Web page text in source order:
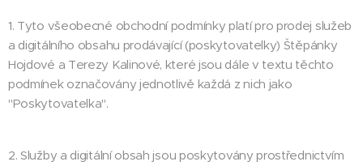
1. Tyto všeobecné obchodní podmínky platí pro prodej služeb
a digitálního obsahu prodávající (poskytovatelky) Štěpánky
Hojdové a Terezy Kalinové, které jsou dále v textu těchto
podmínek označovány jednotlivě každá z nich jako
"Poskytovatelka".
2. Služby a digitální obsah jsou poskytovány prostřednictvím